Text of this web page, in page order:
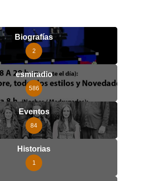
Biografías
2
esmiradio
586
Eventos
84
Historias
1